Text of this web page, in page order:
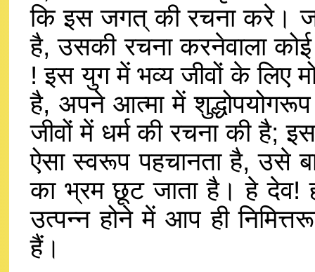
कि इस जगत् की रचना करे।
है, उसकी रचना करनेवाला
! इस युग में भव्य जीवों के लिए
है, अपने आत्मा में
जीवों में धर्म की रचना की है;
ऐसा स्वरूप पहचानता है, उसे
का भ्रम छूट जाता है। हे देव!
उत्पन्न होने में आप ही
हैं।